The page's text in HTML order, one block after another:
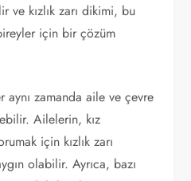
ve kızlık zarı dikimi, bu
için bir çözüm
aynı zamanda aile ve çevre
Ailelerin, kız
için kızlık zarı
olabilir. Ayrıca, bazı